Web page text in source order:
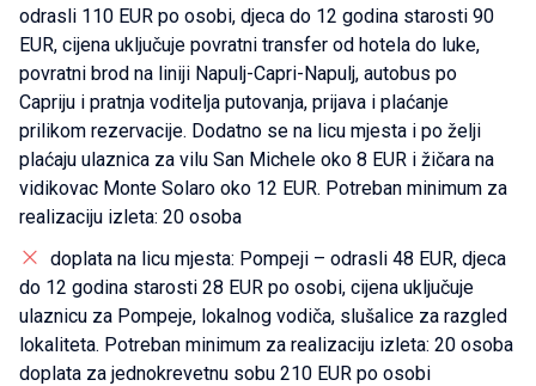
odrasli 110 EUR po osobi, djeca do 12 godina starosti 90
EUR, cijena uključuje povratni transfer od hotela do luke,
povratni brod na liniji Napulj-Capri-Napulj, autobus po
Capriju i pratnja voditelja putovanja, prijava i plaćanje
prilikom rezervacije. Dodatno se na licu mjesta i po želji
plaćaju ulaznica za vilu San Michele oko 8 EUR i žičara na
vidikovac Monte Solaro oko 12 EUR. Potreban minimum za
realizaciju izleta: 20 osoba
doplata na licu mjesta: Pompeji – odrasli 48 EUR, djeca
do 12 godina starosti 28 EUR po osobi, cijena uključuje
ulaznicu za Pompeje, lokalnog vodiča, slušalice za razgled
lokaliteta. Potreban minimum za realizaciju izleta: 20 osoba
doplata za jednokrevetnu sobu 210 EUR po osobi